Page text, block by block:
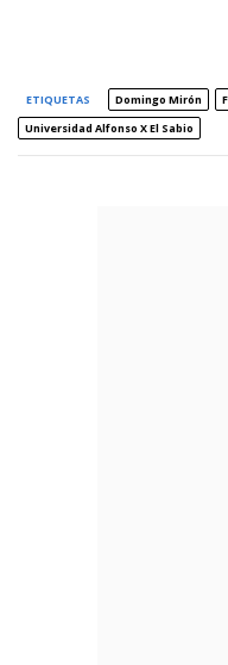
ETIQUETAS Domingo Mirón
Universidad Alfonso X El Sabio